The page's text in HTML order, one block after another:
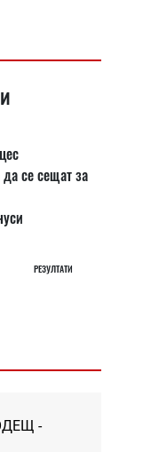
се сещат за
РЕЗУЛТАТИ
-